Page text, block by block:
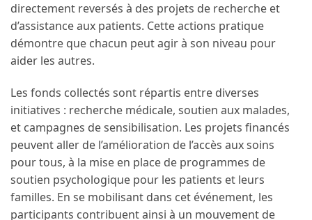
directement reversés à des projets de recherche et
d’assistance aux patients. Cette actions pratique
démontre que chacun peut agir à son niveau pour
aider les autres.
Les fonds collectés sont répartis entre diverses
initiatives : recherche médicale, soutien aux malades,
et campagnes de sensibilisation. Les projets financés
peuvent aller de l’amélioration de l’accès aux soins
pour tous, à la mise en place de programmes de
soutien psychologique pour les patients et leurs
familles. En se mobilisant dans cet événement, les
participants contribuent ainsi à un mouvement de